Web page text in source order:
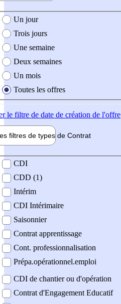
création de l'offre
Un jour
Trois jours
Une semaine
Deux semaines
Un mois
Toutes les offres
le filtre de date de création de l'offre
filtres de types de Contrat
contrat
CDI
CDD (1)
Intérim
CDI Intérimaire
Saisonnier
Contrat apprentissage
Cont. professionnalisation
Prépa.opérationnel.emploi
CDI de chantier ou d'opération
Contrat d'Engagement Educatif